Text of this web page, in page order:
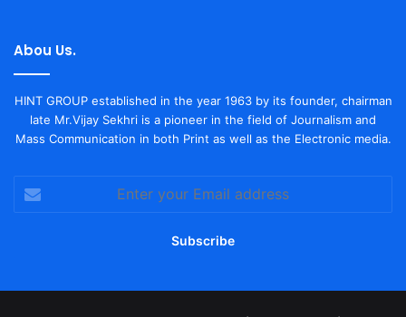
Abou Us.
HINT GROUP established in the year 1963 by its founder, chairman
late Mr.Vijay Sekhri is a pioneer in the field of Journalism and
Mass Communication in both Print as well as the Electronic media.
your